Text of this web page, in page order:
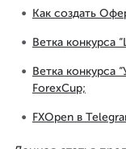
Как создать
Ветка конкурса
Ветка конкурса
ForexCup;
FXOpen в